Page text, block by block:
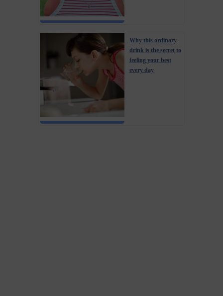
Why this ordinary
drink is the secret to
feeling your best
every day